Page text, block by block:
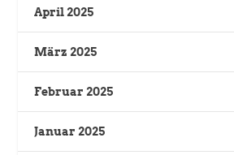
April 2025
März 2025
Februar 2025
Januar 2025